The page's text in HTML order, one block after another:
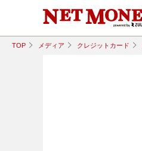
TOP メディア クレジットカード